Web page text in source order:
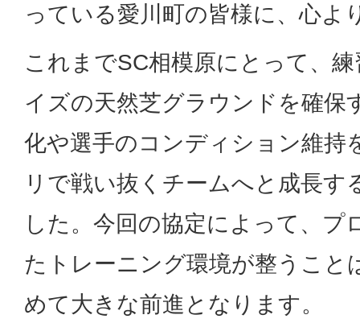
っている愛川町の皆様に、心よ
これまでSC相模原にとって、
イズの天然芝グラウンドを確保
化や選手のコンディション維持
リで戦い抜くチームへと成長す
した。今回の協定によって、プ
たトレーニング環境が整うこと
めて大きな前進となります。